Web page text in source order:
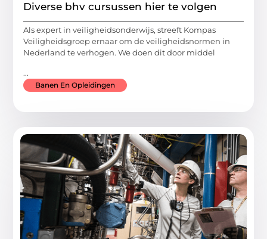
Diverse bhv cursussen hier te volgen
Als expert in veiligheidsonderwijs, streeft Kompas
Veiligheidsgroep ernaar om de veiligheidsnormen in
Nederland te verhogen. We doen dit door middel
...
Banen En Opleidingen